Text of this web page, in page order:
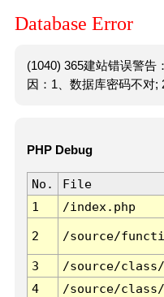
Database Error
(1040) 365建站错误警告
因：1、数据库密码不对;
PHP Debug
No. File
1
/index.php
2 /source/
3 /source/
4
/source/